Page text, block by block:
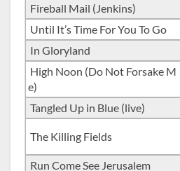
Fireball Mail (Jenkins)
Until It’s Time For You To Go
In Gloryland
High Noon (Do Not Forsake M
e)
Tangled Up in Blue (live)
The Killing Fields
Run Come See Jerusalem